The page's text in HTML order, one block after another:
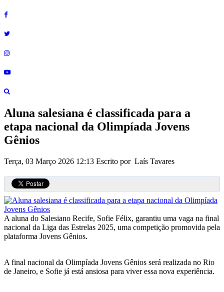
Aluna salesiana é classificada para a
etapa nacional da Olimpíada Jovens
Gênios
Terça, 03 Março 2026 12:13 Escrito por Laís Tavares
A aluna do Salesiano Recife, Sofie Félix, garantiu uma vaga na final
nacional da Liga das Estrelas 2025, uma competição promovida pela
plataforma Jovens Gênios.
A final nacional da Olimpíada Jovens Gênios será realizada no Rio
de Janeiro, e Sofie já está ansiosa para viver essa nova experiência.